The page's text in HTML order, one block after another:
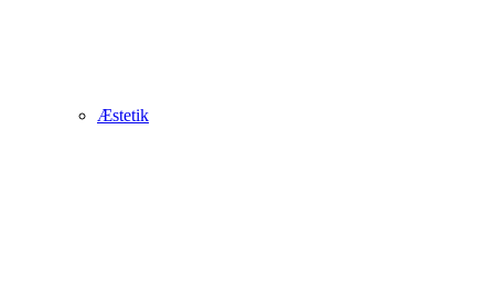
Æstetik